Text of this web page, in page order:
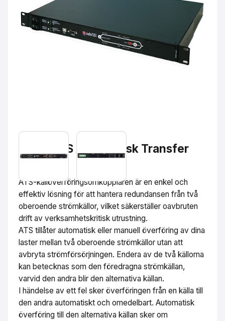
Riello UPS Automatisk Transfer
Switch
ATS-källöverföringsomkopplaren är en enkel och
effektiv lösning för att hantera redundansen från två
oberoende strömkällor, vilket säkerställer oavbruten
drift av verksamhetskritisk utrustning.
ATS tillåter automatisk eller manuell överföring av dina
laster mellan två oberoende strömkällor utan att
avbryta strömförsörjningen. Endera av de två källorna
kan betecknas som den föredragna strömkällan,
varvid den andra blir den alternativa källan.
I händelse av ett fel sker överföringen från en källa till
den andra automatiskt och omedelbart. Automatisk
överföring till den alternativa källan sker om